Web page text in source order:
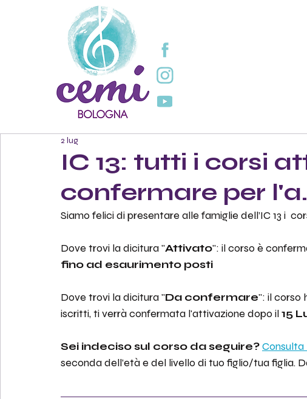
IC 13: tutti i corsi
confermare per
2 lug
Siamo felici di presentare alle famiglie dell’IC 13 i
Dove trovi la dicitura "Attivato": il corso è
fino ad esaurimento posti
Dove trovi la dicitura "Da confermare": il corso
iscritti, ti verrà confermata l'attivazione dopo il 15
Sei indeciso sul corso da seguire?Consulta
seconda dell’età e del livello di tuo figlio/tua figlia.